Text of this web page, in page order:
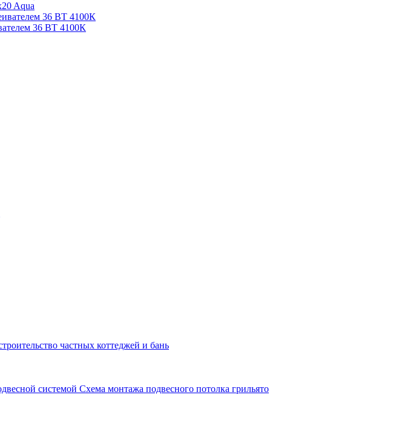
Aqua
36 ВТ 4100К
частных коттеджей и бань
системой Схема монтажа подвесного потолка грильято